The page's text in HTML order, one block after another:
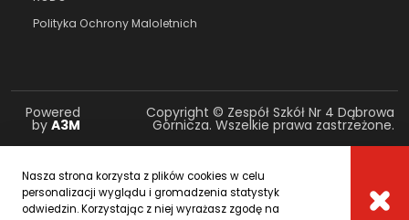
Polityka Ochrony Maloletnich
Powered
byA3M
Copyright © Zespół Szkół Nr 4 Dąbrowa
Górnicza. Wszelkie prawa zastrzeżone.
Nasza strona korzysta z plików cookies w celu
personalizacji wyglądu i gromadzenia statystyk
odwiedzin. Korzystając z niej wyrażasz zgodę na